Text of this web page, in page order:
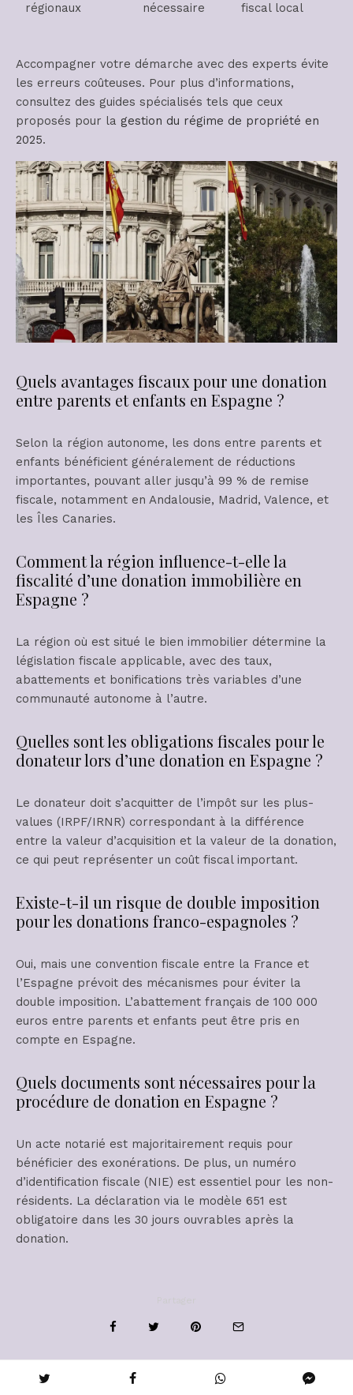
régionaux
nécessaire
fiscal local
Accompagner votre démarche avec des experts évite
les erreurs coûteuses. Pour plus d’informations,
consultez des guides spécialisés tels que ceux
proposés pour la gestion du régime de propriété en
2025.
Quels avantages fiscaux pour une donation
entre parents et enfants en Espagne ?
Selon la région autonome, les dons entre parents et
enfants bénéficient généralement de réductions
importantes, pouvant aller jusqu’à 99 % de remise
fiscale, notamment en Andalousie, Madrid, Valence, et
les Îles Canaries.
Comment la région influence-t-elle la
fiscalité d’une donation immobilière en
Espagne ?
La région où est situé le bien immobilier détermine la
législation fiscale applicable, avec des taux,
abattements et bonifications très variables d’une
communauté autonome à l’autre.
Quelles sont les obligations fiscales pour le
donateur lors d’une donation en Espagne ?
Le donateur doit s’acquitter de l’impôt sur les plus-
values (IRPF/IRNR) correspondant à la différence
entre la valeur d’acquisition et la valeur de la donation,
ce qui peut représenter un coût fiscal important.
Existe-t-il un risque de double imposition
pour les donations franco-espagnoles ?
Oui, mais une convention fiscale entre la France et
l’Espagne prévoit des mécanismes pour éviter la
double imposition. L’abattement français de 100 000
euros entre parents et enfants peut être pris en
compte en Espagne.
Quels documents sont nécessaires pour la
procédure de donation en Espagne ?
Un acte notarié est majoritairement requis pour
bénéficier des exonérations. De plus, un numéro
d’identification fiscale (NIE) est essentiel pour les non-
résidents. La déclaration via le modèle 651 est
obligatoire dans les 30 jours ouvrables après la
donation.
Similaire